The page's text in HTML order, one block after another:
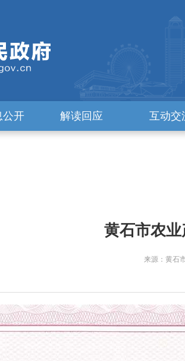
公开 解读回应 互动交
黄石市农
来源：黄